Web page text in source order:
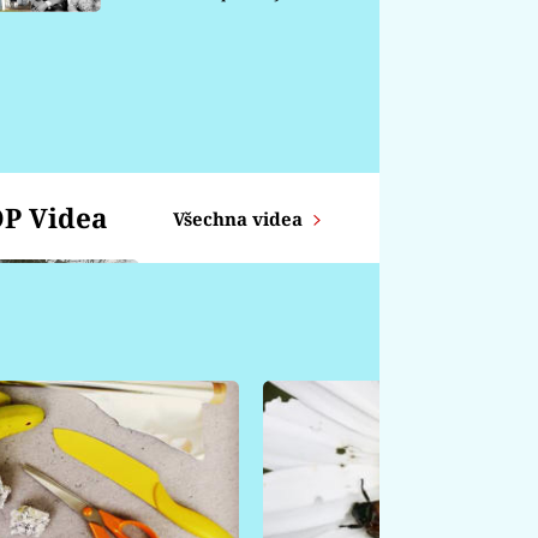
Videa Všechna videa
KOZOROH -
Týdenní horoskop od
14.4. - 20.4.
ŠTÍR - Týdenní